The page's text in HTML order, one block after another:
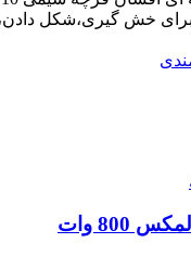
خش گیری،شکل
800 وات